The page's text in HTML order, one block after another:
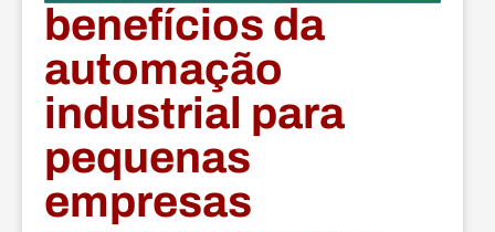
benefícios da
automação
industrial para
pequenas
empresas